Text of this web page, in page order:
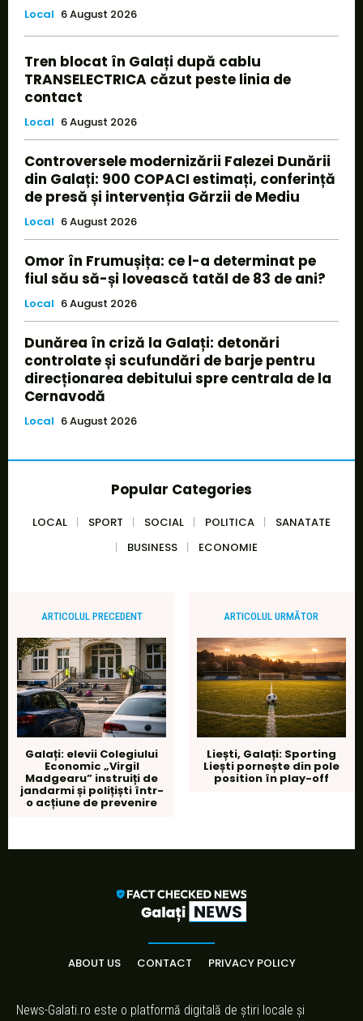
Local 6 August 2026
Tren blocat în Galați după cablu
TRANSELECTRICA căzut peste linia de
contact
Local 6 August 2026
Controversele modernizării Falezei Dunării
din Galați: 900 COPACI estimați, conferință
de presă și intervenția Gărzii de Mediu
Local 6 August 2026
Omor în Frumușița: ce l-a determinat pe
fiul său să-și lovească tatăl de 83 de ani?
Local 6 August 2026
Dunărea în criză la Galați: detonări
controlate și scufundări de barje pentru
direcționarea debitului spre centrala de la
Cernavodă
Local 6 August 2026
Popular Categories
LOCAL SPORT SOCIAL POLITICA
SANATATE
BUSINESS
ECONOMIE
ARTICOLUL PRECEDENT
Galați: elevii Colegiului
Economic „Virgil
Madgearu” instruiți de
jandarmi și polițiști într-
o acțiune de prevenire
ARTICOLUL URMĂTOR
Liești, Galați: Sporting
Liești pornește din pole
position în play-off
ABOUT US CONTACT PRIVACY POLICY
News-Galati.ro este o platformă digitală de știri locale și